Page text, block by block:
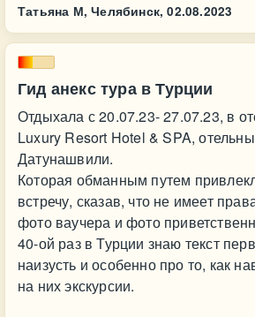
Татьяна М, Челябинск, 02.08.2023
Гид анекс тура в Турции
Отдыхала с 20.07.23- 27.07.23, в
Luxury Resort Hotel & SPA,
Датунашвили.
Которая обманным путем
встречу, сказав, что не имеет
фото ваучера и фото
40-ой раз в Турции знаю текст
наизусть и особенно про то, как
на них экскурсии.